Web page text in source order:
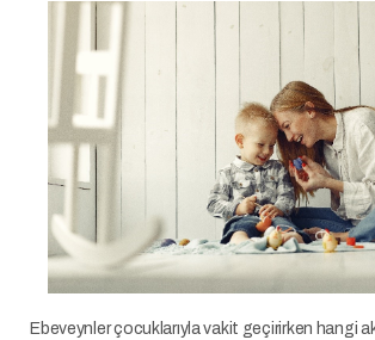
Ebeveynler çocuklarıyla vakit geçirirken hangi